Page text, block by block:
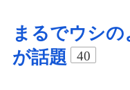
まるでウシ
が話題
40